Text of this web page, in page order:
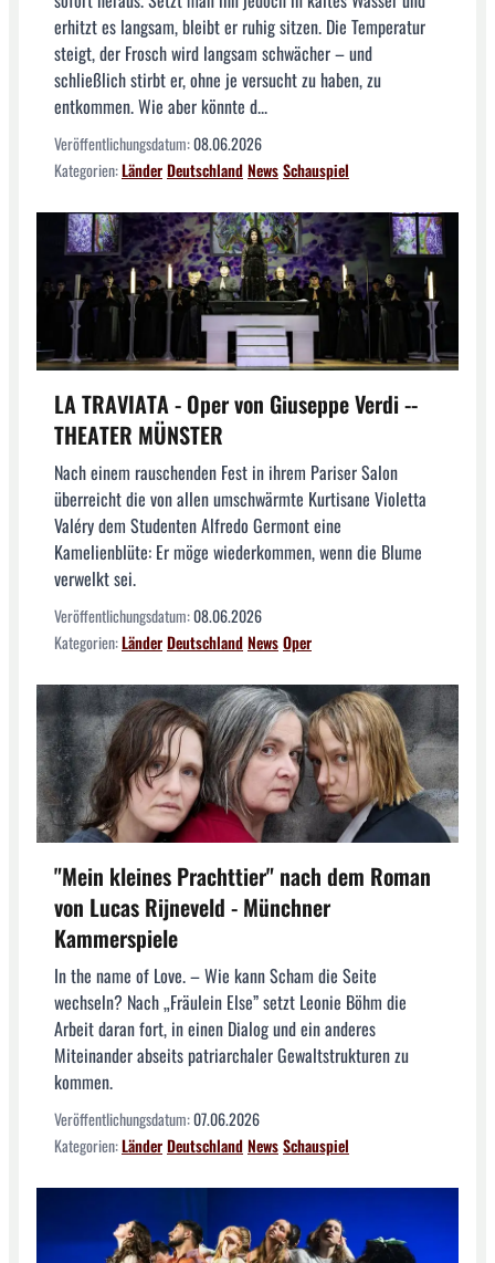
erhitzt es langsam, bleibt er ruhig sitzen. Die Temperatur
steigt, der Frosch wird langsam schwächer – und
schließlich stirbt er, ohne je versucht zu haben, zu
entkommen. Wie aber könnte d...
Veröffentlichungsdatum:08.06.2026
Kategorien:LänderDeutschlandNewsSchauspiel
LA TRAVIATA - Oper von Giuseppe Verdi --
THEATER MÜNSTER
Nach einem rauschenden Fest in ihrem Pariser Salon
überreicht die von allen umschwärmte Kurtisane Violetta
Valéry dem Studenten Alfredo Germont eine
Kamelienblüte: Er möge wiederkommen, wenn die Blume
verwelkt sei.
Veröffentlichungsdatum:08.06.2026
Kategorien:LänderDeutschlandNewsOper
"Mein kleines Prachttier" nach dem Roman
von Lucas Rijneveld - Münchner
Kammerspiele
In the name of Love. – Wie kann Scham die Seite
wechseln? Nach „Fräulein Else” setzt Leonie Böhm die
Arbeit daran fort, in einen Dialog und ein anderes
Miteinander abseits patriarchaler Gewaltstrukturen zu
kommen.
Veröffentlichungsdatum:07.06.2026
Kategorien:LänderDeutschlandNewsSchauspiel